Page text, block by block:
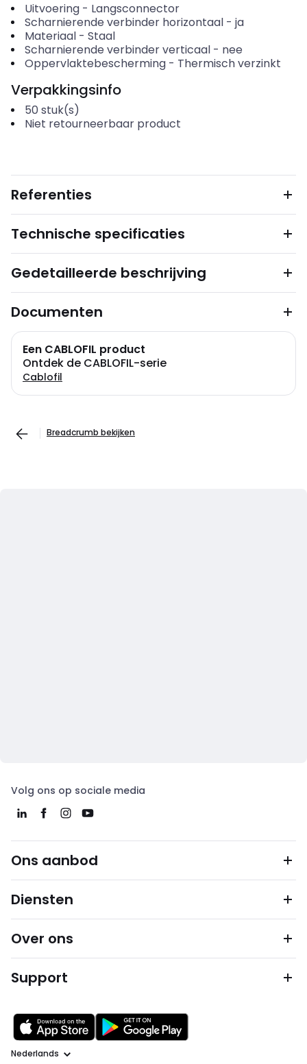
Uitvoering- Langsconnector
Scharnierende verbinder horizontaal- ja
Materiaal- Staal
Scharnierende verbinder verticaal- nee
Oppervlaktebescherming- Thermisch verzinkt
Verpakkingsinfo
50 stuk(s)
Niet retourneerbaar product
Referenties
Technische specificaties
Gedetailleerde beschrijving
Documenten
Een CABLOFIL product
Ontdek de CABLOFIL-serie
Cablofil
Breadcrumb bekijken
Volg ons op sociale media
Ons aanbod
Diensten
Over ons
Support
Taal